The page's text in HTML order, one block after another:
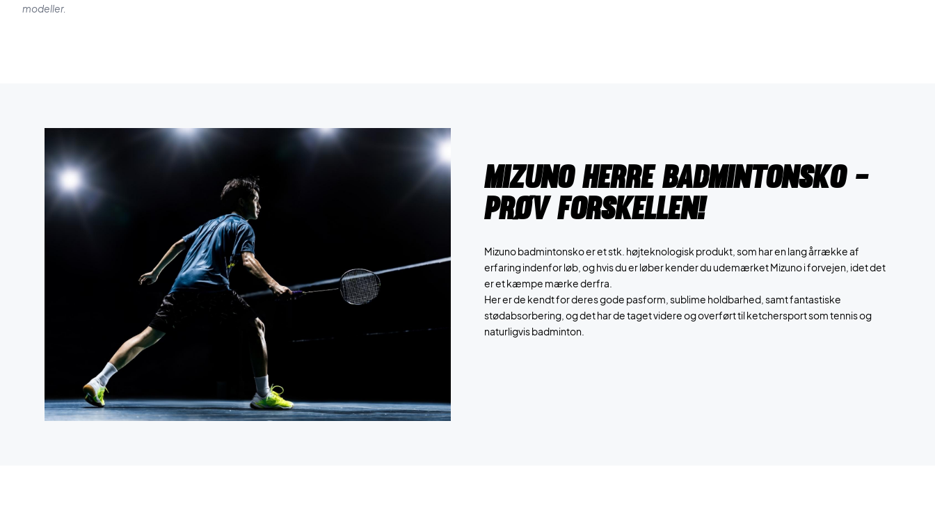
modeller.
Mizuno herre badmintonsko -
Prøv forskellen!
Mizuno badmintonsko er et stk. højteknologisk produkt, som har en lang årrække af
erfaring indenfor løb, og hvis du er løber kender du udemærket Mizuno i forvejen, idet det
er et kæmpe mærke derfra.
Her er de kendt for deres gode pasform, sublime holdbarhed, samt fantastiske
stødabsorbering, og det har de taget videre og overført til ketchersport som tennis og
naturligvis badminton.